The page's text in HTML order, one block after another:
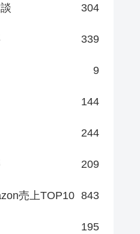
304
339
9
144
244
209
売上TOP10 843
195